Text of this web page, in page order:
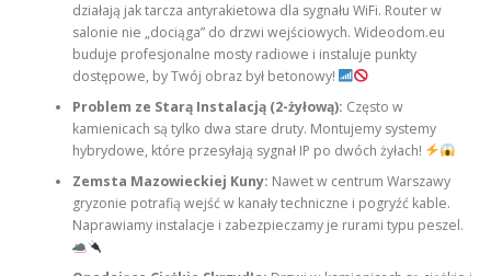
działają jak tarcza antyrakietowa dla sygnału WiFi. Router w
salonie nie „dociąga” do drzwi wejściowych. Wideodom.eu
buduje profesjonalne mosty radiowe i instaluje punkty
dostępowe, by Twój obraz był betonowy!
Problem ze Starą Instalacją (2-żyłową): Często w
kamienicach są tylko dwa stare druty. Montujemy systemy
hybrydowe, które przesyłają sygnał IP po dwóch żyłach!
Zemsta Mazowieckiej Kuny: Nawet w centrum Warszawy
gryzonie potrafią wejść w kanały techniczne i pogryźć kable.
Naprawiamy instalacje i zabezpieczamy je rurami typu peszel.